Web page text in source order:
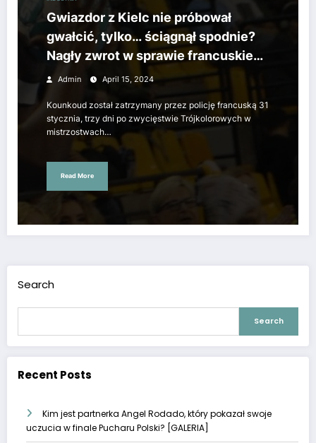
Gwiazdor z Kielc nie próbował
gwałcić, tylko… ściągnął spodnie?
Nagły zwrot w sprawie francuskiego
mistrza Europy
Admin April 15, 2024
Kounkoud został zatrzymany przez policję francuską 31
stycznia, trzy dni po zwycięstwie Trójkolorowych w
mistrzostwach…
Read More
Search
Search
Recent Posts
Kim jest partnerka Angel Rodado, który pokazał swoje
uczucia w finale Pucharu Polski? [GALERIA]